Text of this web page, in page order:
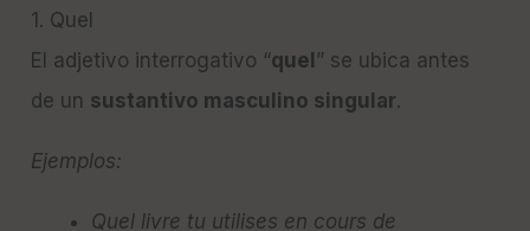
1. Quel
El adjetivo interrogativo “quel ” se ubica antes
de un sustantivo masculino singular.
Ejemplos:
Quel livre tu utilises en cours de